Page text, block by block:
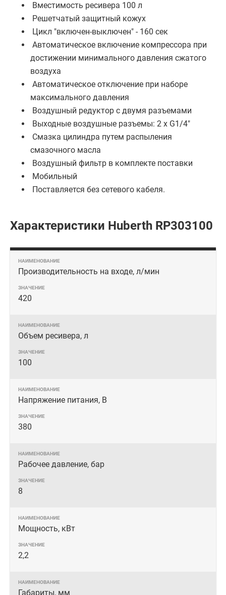
Вместимость ресивера 100 л
Решетчатый защитный кожух
Цикл "включен-выключен" - 160 сек
Автоматическое включение компрессора при
достижении минимального давления сжатого
воздуха
Автоматическое отключение при наборе
максимального давления
Воздушный редуктор с двумя разъемами
Выходные воздушные разъемы: 2 х G1/4"
Смазка цилиндра путем распыления
смазочного масла
Воздушный фильтр в комплекте поставки
Мобильный
Поставляется без сетевого кабеля.
Характеристики Huberth RP303100
Производительность на входе, л/мин
420
Объем ресивера, л
100
Напряжение питания, В
380
Рабочее давление, бар
8
Мощность, кВт
2,2
Габариты, мм